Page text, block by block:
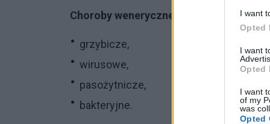
I want
Opted
I want
Opted
I want
of my
was
Opted
Choroby weneryczne dzieli się na:
grzybicze,
wirusowe,
pasożytnicze,
bakteryjne.